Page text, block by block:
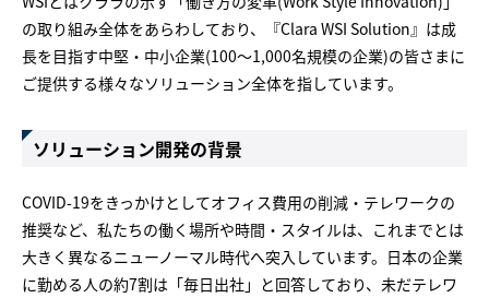
の取り組み全体をあらわしており、『Clara WSI Solution』は成
長を目指す中堅・中小企業(100～1,000名規模の企業)の皆さまに
ご提供する様々なソリューション全体を指しています。
ソリューション開発の背景
COVID-19をきっかけとしてオフィス費用の削減・テレワークの
推奨など、私たちの働く場所や時間・スタイルは、これまでとは
大きく異なるニューノーマル時代へ突入しています。日本の企業
に勤める人の約7割は「毎日出社」と回答しており、未だテレワ